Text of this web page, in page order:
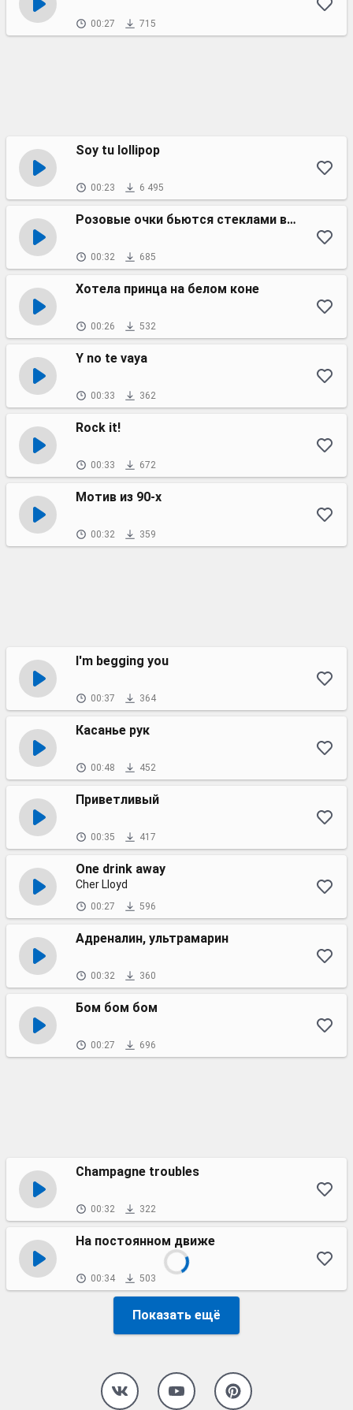
00:27 715
Soy tu lollipop
00:23 6 495
Розовые очки бьются стеклами вовнутрь
00:32 685
Хотела принца на белом коне
00:26 532
Y no te vaya
00:33 362
Rock it!
00:33 672
Мотив из 90-х
00:32 359
I'm begging you
00:37 364
Касанье рук
00:48 452
Приветливый
00:35 417
One drink away
Cher Lloyd
00:27 596
Адреналин, ультрамарин
00:32 360
Бом бом бом
00:27 696
Champagne troubles
00:32 322
На постоянном движе
00:34 503
Показать ещё